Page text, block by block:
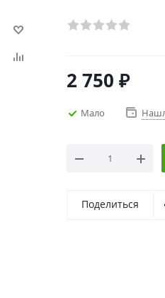
2 750 ₽
Мало
Поделиться